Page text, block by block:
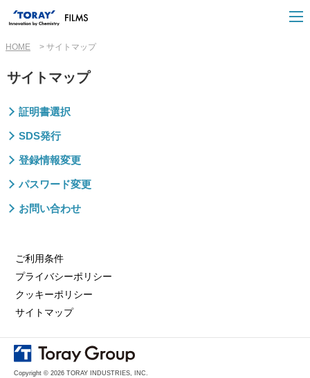
HOME サイトマップ
サイトマップ
証明書選択
SDS発行
登録情報変更
パスワード変更
お問い合わせ
ご利用条件
プライバシーポリシー
クッキーポリシー
サイトマップ
Copyright © 2026 TORAY INDUSTRIES, INC.